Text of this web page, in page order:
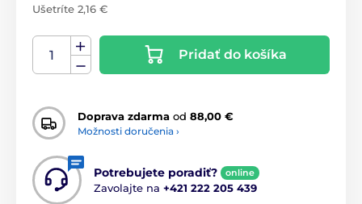
Ušetríte 2,16 €
Pridať do košíka
Doprava zdarma od 88,00 €
Možnosti doručenia ›
Potrebujete poradiť? online
Zavolajte na +421 222 205 439